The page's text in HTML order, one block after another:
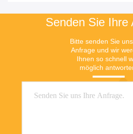
Senden Sie Ihre
Bitte senden Sie
Anfrage und wir
Ihnen so schnell
möglich